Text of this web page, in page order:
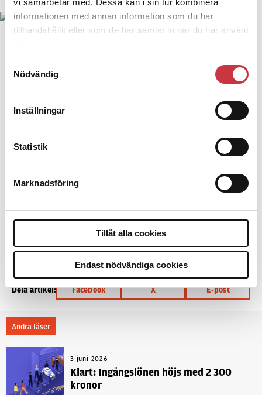
vi samarbetar med. Dessa kan i sin tur kombinera
informationen med annan information som du har
tillhandahållit eller som de har samlat in när du har använt
Nödvändig
Inställningar
Statistik
Marknadsföring
Tillåt alla cookies
Endast nödvändiga cookies
Polisskjortorna vid en kort men extremt intensiv störtskur. Foto: Eva Schoultz
Dela artikel: Facebook X E-post
Andra läser
3 juni 2026
Klart: Ingångslönen höjs med 2 300
kronor